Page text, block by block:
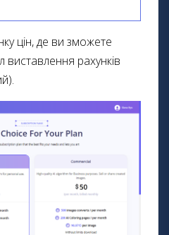
цін, де ви зможете
виставлення рахунків